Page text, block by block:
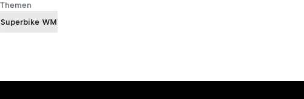
Themen
Superbike WM